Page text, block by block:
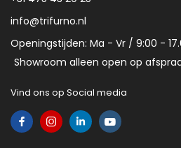
info@trifurno.nl
Openingstijden: Ma - Vr / 9:00 -
Showroom alleen open op
Vind ons op Social media